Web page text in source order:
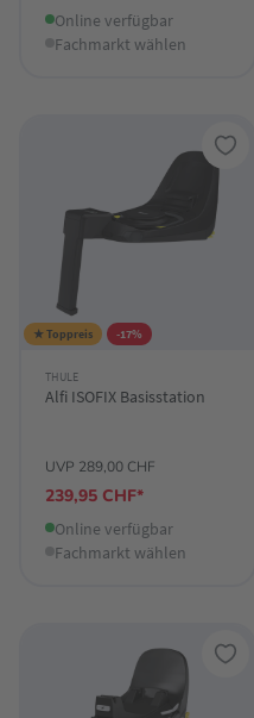
Online verfügbar
Fachmarkt wählen
★ Toppreis -17%
THULE
Alfi ISOFIX Basisstation
UVP 289,00 CHF
239,95 CHF*
Online verfügbar
Fachmarkt wählen